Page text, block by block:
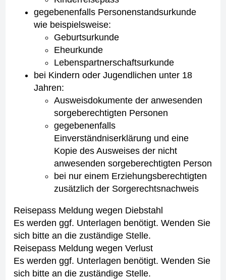
gegebenenfalls Personenstandsurkunde
wie beispielsweise:
Geburtsurkunde
Eheurkunde
Lebenspartnerschaftsurkunde
bei Kindern oder Jugendlichen unter 18
Jahren:
Ausweisdokumente der anwesenden
sorgeberechtigten Personen
gegebenenfalls
Einverständniserklärung und eine
Kopie des Ausweises der nicht
anwesenden sorgeberechtigten Person
bei nur einem Erziehungsberechtigten
zusätzlich der Sorgerechtsnachweis
Reisepass Meldung wegen Diebstahl
Es werden ggf. Unterlagen benötigt. Wenden Sie
sich bitte an die zuständige Stelle.
Reisepass Meldung wegen Verlust
Es werden ggf. Unterlagen benötigt. Wenden Sie
sich bitte an die zuständige Stelle.